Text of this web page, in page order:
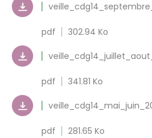
pdf 302.94 Ko
pdf 341.81 Ko
pdf 281.65 Ko